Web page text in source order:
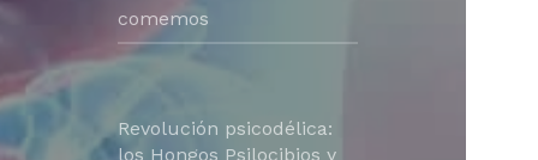
comemos
Revolución psicodélica:
los Hongos Psilocibios y